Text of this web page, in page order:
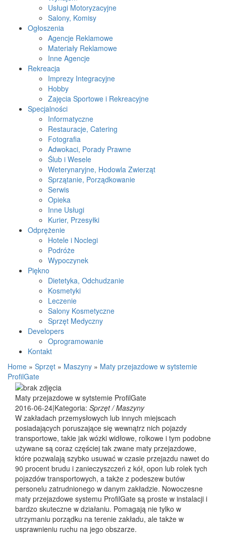
Usługi Motoryzacyjne
Salony, Komisy
Ogłoszenia
Agencje Reklamowe
Materiały Reklamowe
Inne Agencje
Rekreacja
Imprezy Integracyjne
Hobby
Zajęcia Sportowe i Rekreacyjne
Specjalności
Informatyczne
Restauracje, Catering
Fotografia
Adwokaci, Porady Prawne
Ślub i Wesele
Weterynaryjne, Hodowla Zwierząt
Sprzątanie, Porządkowanie
Serwis
Opieka
Inne Usługi
Kurier, Przesyłki
Odprężenie
Hotele i Noclegi
Podróże
Wypoczynek
Piękno
Dietetyka, Odchudzanie
Kosmetyki
Leczenie
Salony Kosmetyczne
Sprzęt Medyczny
Developers
Oprogramowanie
Kontakt
Home » Sprzęt » Maszyny » Maty przejazdowe w sytstemie
ProfilGate
Maty przejazdowe w sytstemie ProfilGate
2016-06-24|Kategoria: Sprzęt / Maszyny
W zakładach przemysłowych lub innych miejscach
posiadających poruszające się wewnątrz nich pojazdy
transportowe, takie jak wózki widłowe, rolkowe i tym podobne
używane są coraz częściej tak zwane maty przejazdowe,
które pozwalają szybko usuwać w czasie przejazdu nawet do
90 procent brudu i zanieczyszczeń z kół, opon lub rolek tych
pojazdów transportowych, a także z podeszew butów
personelu zatrudnionego w danym zakładzie. Nowoczesne
maty przejazdowe systemu ProfilGate są proste w instalacji i
bardzo skuteczne w działaniu. Pomagają nie tylko w
utrzymaniu porządku na terenie zakładu, ale także w
usprawnieniu ruchu na jego obszarze.